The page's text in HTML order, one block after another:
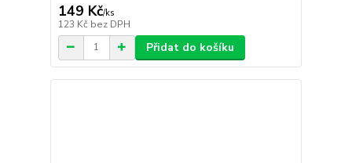
149 Kč/ks
123 Kč bez DPH
Přidat do košíku